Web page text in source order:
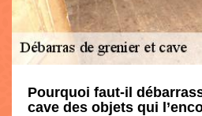
Pourquoi faut-il
cave des objets qui